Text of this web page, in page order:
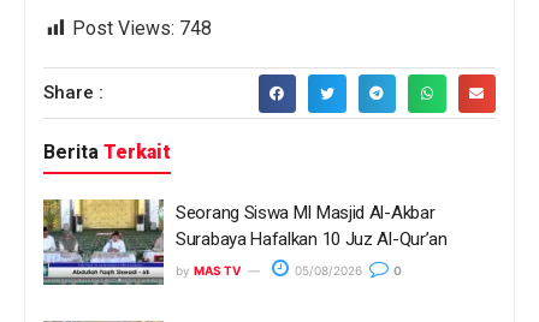
Post Views: 748
Share :
Berita Terkait
Seorang Siswa MI Masjid Al-Akbar
Surabaya Hafalkan 10 Juz Al-Qur’an
by MAS TV 05/08/2026 0